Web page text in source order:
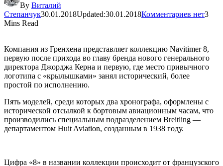
By Виталий
Степанчук30.01.2018Updated:30.01.2018Комментариев нет3
Mins Read
Компания из Гренхена представляет коллекцию Navitimer 8,
первую после прихода во главу бренда нового генерального
директора Джорджа Керна и первую, где место привычного
логотипа с «крылышками» занял исторический, более
простой по исполнению.
Пять моделей, среди которых два хронографа, оформлены с
исторической отсылкой к бортовым авиационным часам, что
производились специальным подразделением Breitling —
департаментом Huit Aviation, созданным в 1938 году.
Цифра «8» в названии коллекции происходит от французского